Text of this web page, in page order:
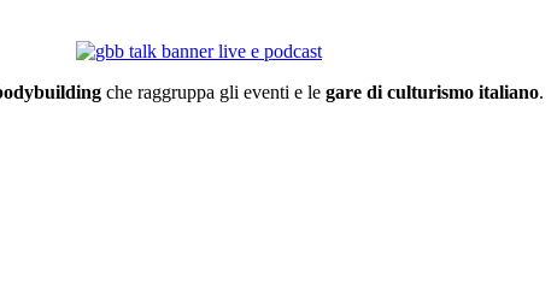
che raggruppa gli eventi e legare di culturismo italiano.